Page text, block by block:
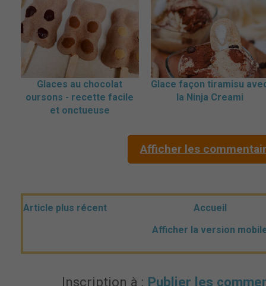
Glaces au chocolat
oursons - recette facile
et onctueuse
Glace façon tiramisu
la Ninja Creami
Afficher les
Article plus récent
Accueil
Afficher la version
Inscription à : Publier les